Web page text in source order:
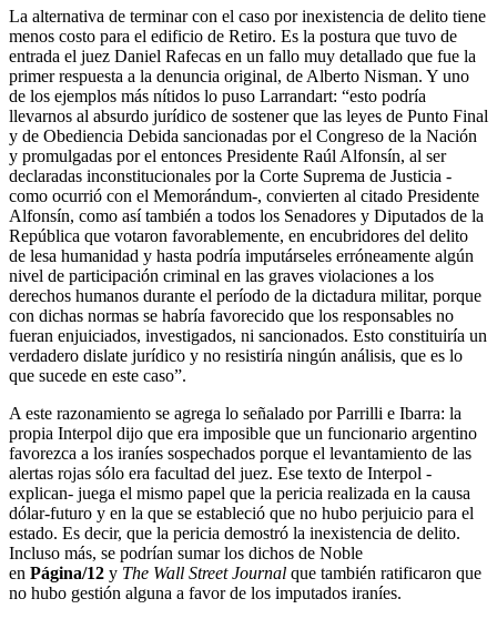
La alternativa de terminar con el caso por inexistencia de delito tiene
menos costo para el edificio de Retiro. Es la postura que tuvo de
entrada el juez Daniel Rafecas en un fallo muy detallado que fue la
primer respuesta a la denuncia original, de Alberto Nisman. Y uno
de los ejemplos más nítidos lo puso Larrandart: “esto podría
llevarnos al absurdo jurídico de sostener que las leyes de Punto Final
y de Obediencia Debida sancionadas por el Congreso de la Nación
y promulgadas por el entonces Presidente Raúl Alfonsín, al ser
declaradas inconstitucionales por la Corte Suprema de Justicia -
como ocurrió con el Memorándum-, convierten al citado Presidente
Alfonsín, como así también a todos los Senadores y Diputados de la
República que votaron favorablemente, en encubridores del delito
de lesa humanidad y hasta podría imputárseles erróneamente algún
nivel de participación criminal en las graves violaciones a los
derechos humanos durante el período de la dictadura militar, porque
con dichas normas se habría favorecido que los responsables no
fueran enjuiciados, investigados, ni sancionados. Esto constituiría un
verdadero dislate jurídico y no resistiría ningún análisis, que es lo
que sucede en este caso”.
A este razonamiento se agrega lo señalado por Parrilli e Ibarra: la
propia Interpol dijo que era imposible que un funcionario argentino
favorezca a los iraníes sospechados porque el levantamiento de las
alertas rojas sólo era facultad del juez. Ese texto de Interpol -
explican- juega el mismo papel que la pericia realizada en la causa
dólar-futuro y en la que se estableció que no hubo perjuicio para el
estado. Es decir, que la pericia demostró la inexistencia de delito.
Incluso más, se podrían sumar los dichos de Noble
en Página/12 y The Wall Street Journal que también ratificaron que
no hubo gestión alguna a favor de los imputados iraníes.